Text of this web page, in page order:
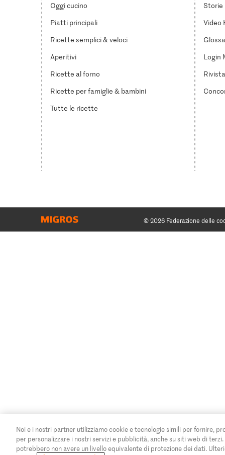
Oggi cucino
Piatti principali
Ricette semplici & veloci
Aperitivi
Ricette al forno
Ricette per famiglie & bambini
Tutte le ricette
Storie
Video
Login
© 2026 Federazione delle
Noi e i nostri partner utilizziamo cookie e tecnologie simili per fornire,
per personalizzare i nostri servizi e pubblicità, anche su siti web di
potrebbero non avere un livello equivalente di protezione dei dati.